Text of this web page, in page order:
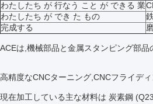
わたしたち が 行なう こと が できる 業
わたしたち が でき た もの
完成する
ACEは,機械部品と金属スタンピング部
高精度なCNCターニング,CNCフライデ
現在加工している主な材料は 炭素鋼